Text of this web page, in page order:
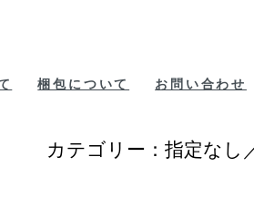
梱包について お問い合わせ
カテゴリー：指定なし